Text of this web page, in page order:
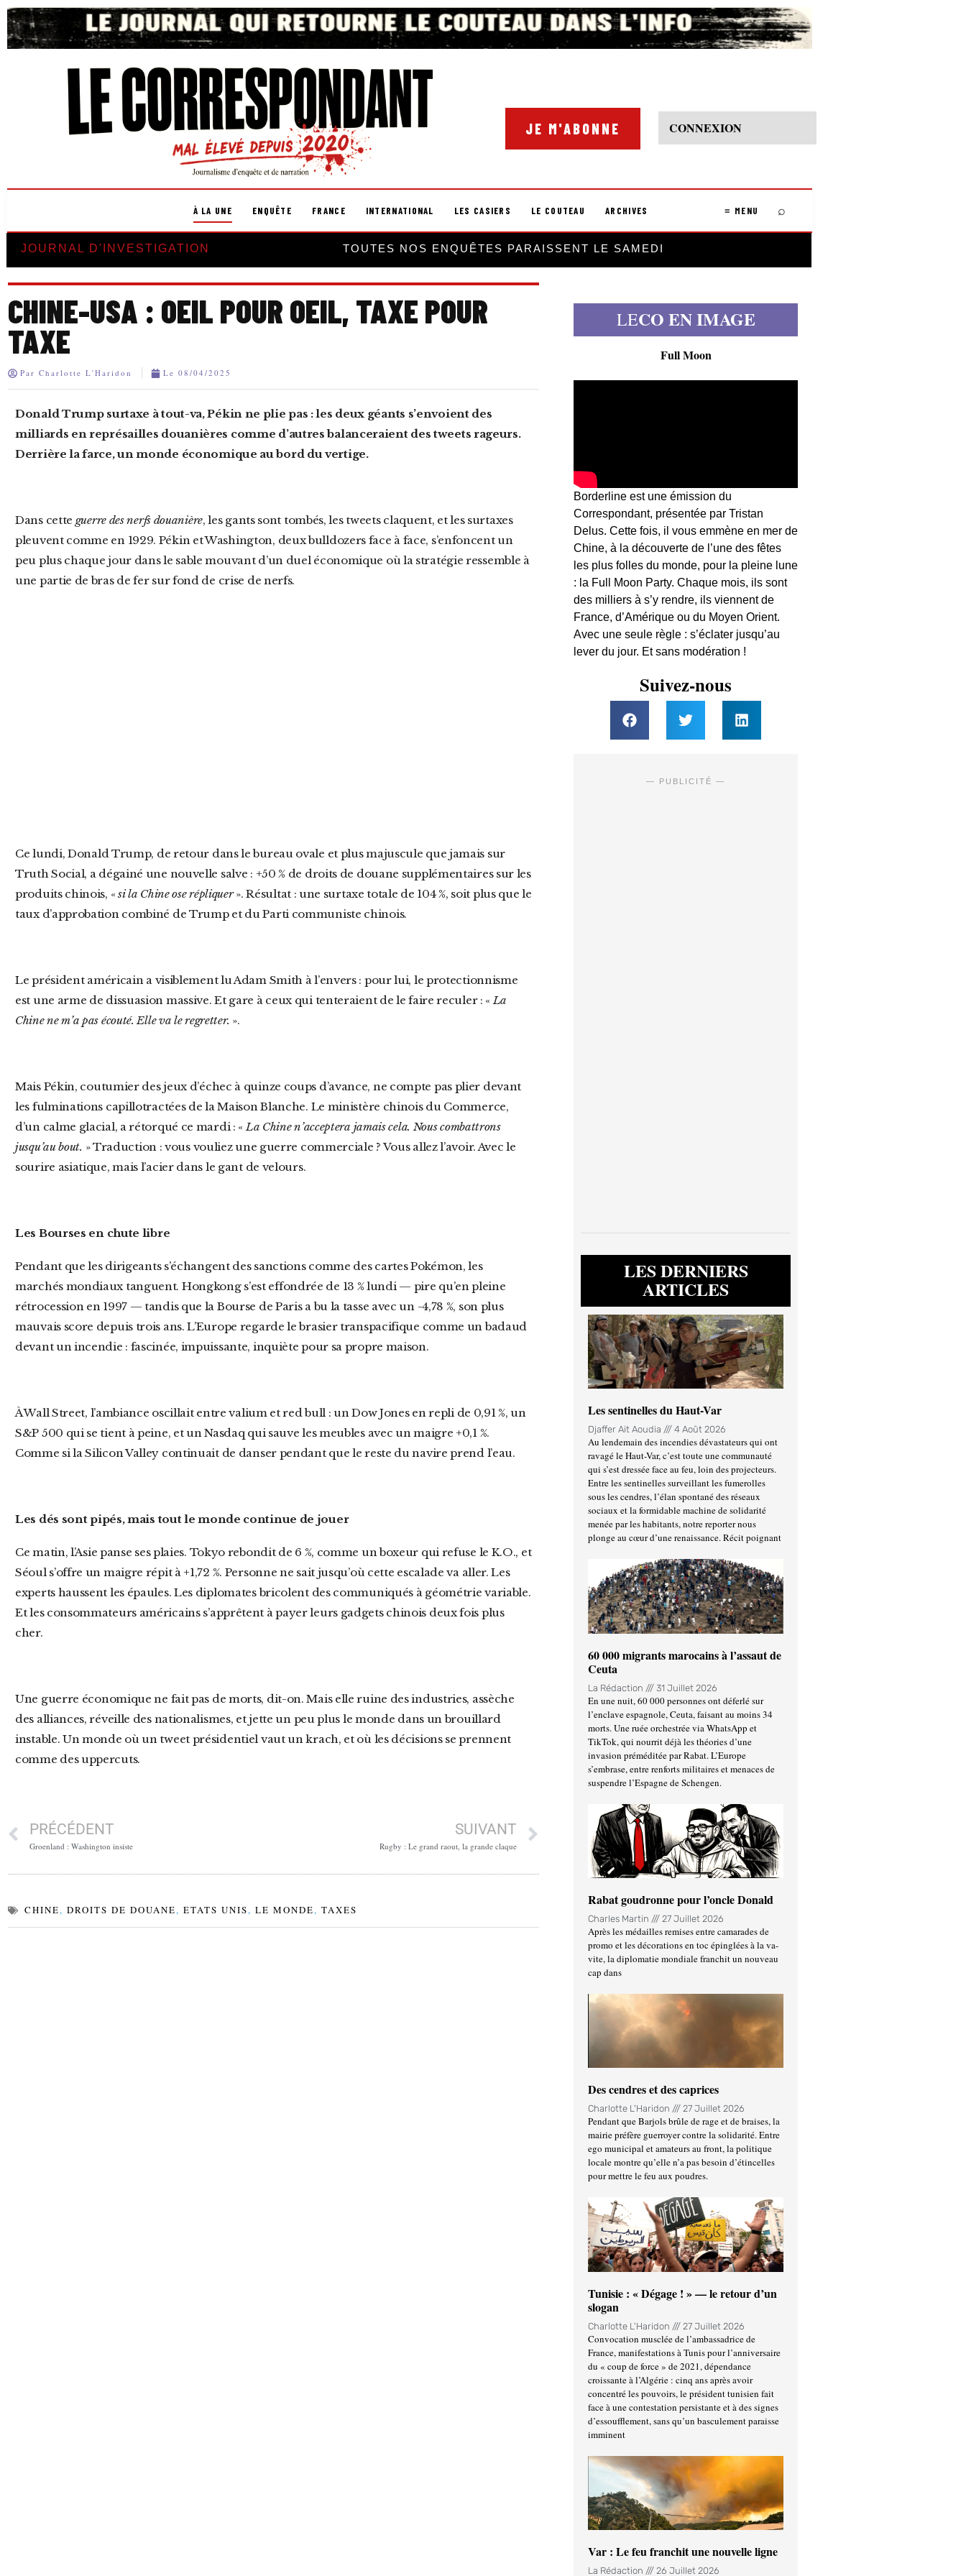
JE M'ABONNE CONNEXION
À LA UNE ENQUÊTE FRANCE INTERNATIONAL LES CASIERS LE COUTEAU ARCHIVES ≡ MENU ⌕
JOURNAL D'INVESTIGATION TOUTES NOS ENQUÊTES PARAISSENT LE SAMEDI
CHINE-USA : OEIL POUR OEIL, TAXE POUR
TAXE
Par Charlotte L'Haridon Le 08/04/2025
Donald Trump surtaxe à tout-va, Pékin ne plie pas : les deux géants s’envoient des
milliards en représailles douanières comme d’autres balanceraient des tweets rageurs.
Derrière la farce, un monde économique au bord du vertige.
Dans cette guerre des nerfs douanière, les gants sont tombés, les tweets claquent, et les surtaxes
pleuvent comme en 1929. Pékin et Washington, deux bulldozers face à face, s’enfoncent un
peu plus chaque jour dans le sable mouvant d’un duel économique où la stratégie ressemble à
une partie de bras de fer sur fond de crise de nerfs.
Ce lundi, Donald Trump, de retour dans le bureau ovale et plus majuscule que jamais sur
Truth Social, a dégainé une nouvelle salve : +50 % de droits de douane supplémentaires sur les
produits chinois, «si la Chine ose répliquer». Résultat : une surtaxe totale de 104 %, soit plus que le
taux d’approbation combiné de Trump et du Parti communiste chinois.
Le président américain a visiblement lu Adam Smith à l’envers : pour lui, le protectionnisme
est une arme de dissuasion massive. Et gare à ceux qui tenteraient de le faire reculer : «La
Chine ne m’a pas écouté. Elle va le regretter. ».
Mais Pékin, coutumier des jeux d’échec à quinze coups d’avance, ne compte pas plier devant
les fulminations capillotractées de la Maison Blanche. Le ministère chinois du Commerce,
d’un calme glacial, a rétorqué ce mardi : «La Chine n’acceptera jamais cela. Nous combattrons
jusqu’au bout. » Traduction : vous vouliez une guerre commerciale ? Vous allez l’avoir. Avec le
sourire asiatique, mais l’acier dans le gant de velours.
Les Bourses en chute libre
Pendant que les dirigeants s’échangent des sanctions comme des cartes Pokémon, les
marchés mondiaux tanguent. Hongkong s’est effondrée de 13 % lundi — pire qu’en pleine
rétrocession en 1997 — tandis que la Bourse de Paris a bu la tasse avec un -4,78 %, son plus
mauvais score depuis trois ans. L’Europe regarde le brasier transpacifique comme un badaud
devant un incendie : fascinée, impuissante, inquiète pour sa propre maison.
À Wall Street, l’ambiance oscillait entre valium et red bull : un Dow Jones en repli de 0,91 %, un
S&P 500 qui se tient à peine, et un Nasdaq qui sauve les meubles avec un maigre +0,1 %.
Comme si la Silicon Valley continuait de danser pendant que le reste du navire prend l’eau.
Les dés sont pipés, mais tout le monde continue de jouer
Ce matin, l’Asie panse ses plaies. Tokyo rebondit de 6 %, comme un boxeur qui refuse le K.O., et
Séoul s’offre un maigre répit à +1,72 %. Personne ne sait jusqu’où cette escalade va aller. Les
experts haussent les épaules. Les diplomates bricolent des communiqués à géométrie variable.
Et les consommateurs américains s’apprêtent à payer leurs gadgets chinois deux fois plus
cher.
Une guerre économique ne fait pas de morts, dit-on. Mais elle ruine des industries, assèche
des alliances, réveille des nationalismes, et jette un peu plus le monde dans un brouillard
instable. Un monde où un tweet présidentiel vaut un krach, et où les décisions se prennent
comme des uppercuts.
PRÉCÉDENT
Groenland : Washington insiste
SUIVANT
Rugby : Le grand raout, la grande claque
CHINE, DROITS DE DOUANE, ETATS UNIS, LE MONDE, TAXES
LECO EN IMAGE
Full Moon
Borderline est une émission du
Correspondant, présentée par Tristan
Delus. Cette fois, il vous emmène en mer de
Chine, à la découverte de l’une des fêtes
les plus folles du monde, pour la pleine lune
: la Full Moon Party. Chaque mois, ils sont
des milliers à s’y rendre, ils viennent de
France, d’Amérique ou du Moyen Orient.
Avec une seule règle : s’éclater jusqu’au
lever du jour. Et sans modération !
Suivez-nous
— PUBLICITÉ —
LES DERNIERS
ARTICLES
Les sentinelles du Haut-Var
Djaffer Ait Aoudia 4 Août 2026
Au lendemain des incendies dévastateurs qui ont
ravagé le Haut-Var, c’est toute une communauté
qui s’est dressée face au feu, loin des projecteurs.
Entre les sentinelles surveillant les fumerolles
sous les cendres, l’élan spontané des réseaux
sociaux et la formidable machine de solidarité
menée par les habitants, notre reporter nous
plonge au cœur d’une renaissance. Récit poignant
60 000 migrants marocains à l’assaut de
Ceuta
La Rédaction 31 Juillet 2026
En une nuit, 60 000 personnes ont déferlé sur
l’enclave espagnole, Ceuta, faisant au moins 34
morts. Une ruée orchestrée via WhatsApp et
TikTok, qui nourrit déjà les théories d’une
invasion préméditée par Rabat. L’Europe
s’embrase, entre renforts militaires et menaces de
suspendre l’Espagne de Schengen.
Rabat goudronne pour l’oncle Donald
Charles Martin 27 Juillet 2026
Après les médailles remises entre camarades de
promo et les décorations en toc épinglées à la va-
vite, la diplomatie mondiale franchit un nouveau
cap dans
Des cendres et des caprices
Charlotte L'Haridon 27 Juillet 2026
Pendant que Barjols brûle de rage et de braises, la
mairie préfère guerroyer contre la solidarité. Entre
ego municipal et amateurs au front, la politique
locale montre qu’elle n’a pas besoin d’étincelles
pour mettre le feu aux poudres.
Tunisie : « Dégage ! » — le retour d’un
slogan
Charlotte L'Haridon 27 Juillet 2026
Convocation musclée de l’ambassadrice de
France, manifestations à Tunis pour l’anniversaire
du « coup de force » de 2021, dépendance
croissante à l’Algérie : cinq ans après avoir
concentré les pouvoirs, le président tunisien fait
face à une contestation persistante et à des signes
d’essoufflement, sans qu’un basculement paraisse
imminent
Var : Le feu franchit une nouvelle ligne
La Rédaction 26 Juillet 2026